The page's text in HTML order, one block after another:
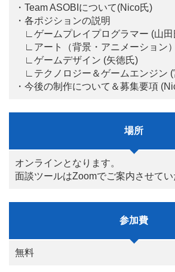
・Team ASOBIについて(Nico氏)
・各ポジションの説明
∟ゲームプレイプログラマー (山田
∟アート（背景・アニメーション
∟ゲームデザイン (矢徳氏)
∟テクノロジー＆ゲームエンジン (
・今後の制作について＆募集要項
場所
オンラインとなります。
面談ツールはZoomでご案内させてい
参加費
無料